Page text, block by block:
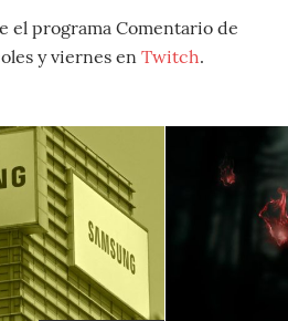
el programa Comentario de
y viernes en Twitch.